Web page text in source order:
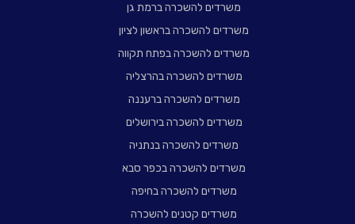
משרדים להשכרה ברמת גן
משרדים להשכרה בראשון לציון
משרדים להשכרה בפתח תקווה
משרדים להשכרה בהרצליה
משרדים להשכרה ברעננה
משרדים להשכרה בירושלים
משרדים להשכרה בנתניה
משרדים להשכרה בכפר סבא
משרדים להשכרה בחיפה
משרדים קטנים להשכרה